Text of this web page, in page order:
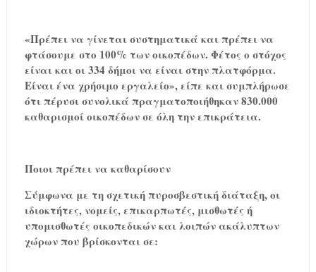
«Πρέπει να γίνεται συστηματικά και πρέπει να
φτάσουμε στο 100% των οικοπέδων. Φέτος ο στόχος
είναι και οι 334 δήμοι να είναι στην πλατφόρμα.
Είναι ένα χρήσιμο εργαλείο», είπε και συμπλήρωσε
ότι πέρυσι συνολικά πραγματοποιήθηκαν 830.000
καθαρισμοί οικοπέδων σε όλη την επικράτεια.
Ποιοι πρέπει να καθαρίσουν
Σύμφωνα με τη σχετική πυροσβεστική διάταξη, οι
ιδιοκτήτες, νομείς, επικαρπωτές, μισθωτές ή
υπομισθωτές οικοπεδικών και λοιπών ακάλυπτων
χώρων που βρίσκονται σε: